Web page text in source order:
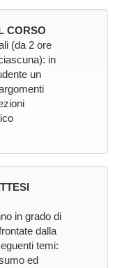
CORSO
(da 2 ore
in
un
in grado di
dalla
temi:
ed